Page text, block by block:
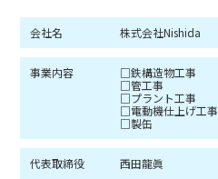
会社名 株式会社Nishida
事業内容
□鉄構造物工事
□管工事
□プラント工事
□電動機仕上げ工事
□製缶
代表取締役 西田龍眞